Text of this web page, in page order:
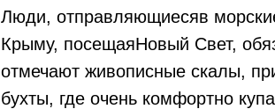
Люди, отправляющиесяв
Крыму, посещаяНовый Свет,
отмечают живописные скалы,
бухты, где очень комфортно